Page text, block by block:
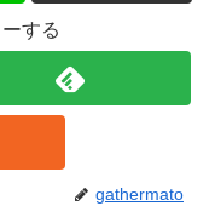
する
gathermato